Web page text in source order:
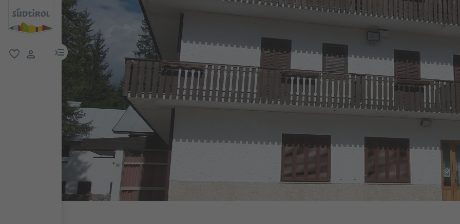
menu link